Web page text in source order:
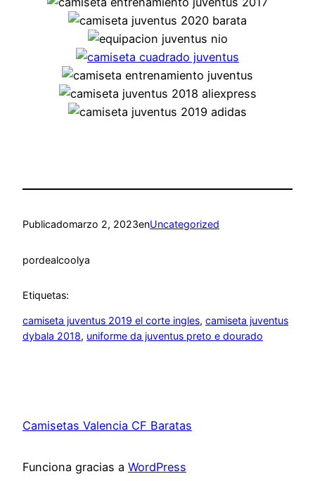
Publicadomarzo 2, 2023enUncategorized
pordealcoolya
Etiquetas:
camiseta juventus 2019 el corte ingles, camiseta juventus
dybala 2018, uniforme da juventus preto e dourado
Camisetas Valencia CF Baratas
Funciona gracias a WordPress